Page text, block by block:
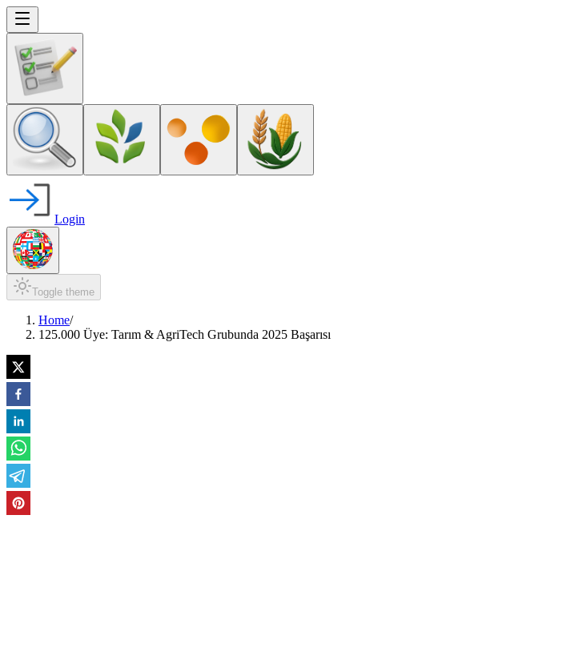
Login
Toggle theme
Home/
125.000 Üye: Tarım & AgriTech Grubunda 2025 Başarısı